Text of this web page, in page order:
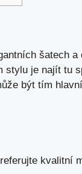
šatech
je najít tu
být tím
kvalitní